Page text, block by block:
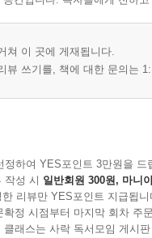
쳐 이 곳에 게재됩니다.
뷰 쓰기를, 책에 대한 문의는
정하여 YES포인트 3만원을 드
작성 시 일반회원 300원, 마니
리뷰만 YES포인트 지급됩니
정 시점부터 마지막 회차 주
래스는 사락 독서모임 게시